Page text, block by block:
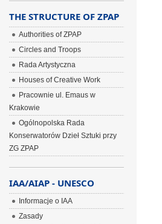
THE STRUCTURE OF ZPAP
Authorities of ZPAP
Circles and Troops
Rada Artystyczna
Houses of Creative Work
Pracownie ul. Emaus w
Krakowie
Ogólnopolska Rada
Konserwatorów Dzieł Sztuki przy
ZG ZPAP
IAA/AIAP - UNESCO
Informacje o IAA
Zasady